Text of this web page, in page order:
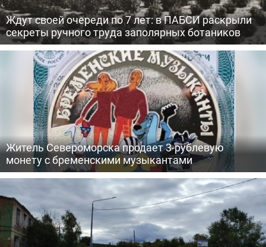
Ждут своей очереди по 7 лет: в ПАБСИ раскрыли
секреты ручного труда заполярных ботаников
Житель Североморска продает 3-рублевую
монету с бременскими музыкантами